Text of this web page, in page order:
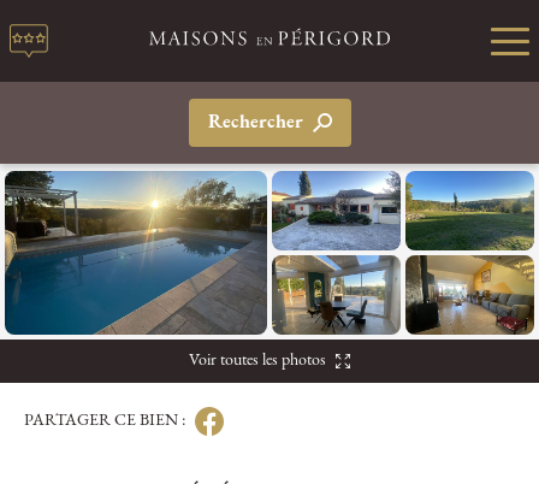
Rechercher
Voir toutes les photos
PARTAGER CE BIEN :